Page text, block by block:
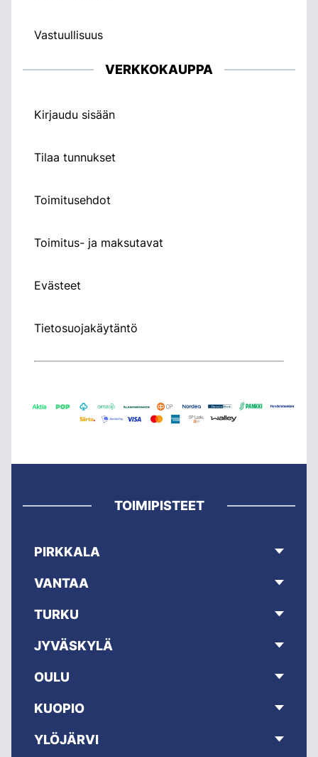
Vastuullisuus
VERKKOKAUPPA
Kirjaudu sisään
Tilaa tunnukset
Toimitusehdot
Toimitus- ja maksutavat
Evästeet
Tietosuojakäytäntö
TOIMIPISTEET
PIRKKALA
VANTAA
TURKU
JYVÄSKYLÄ
OULU
KUOPIO
YLÖJÄRVI